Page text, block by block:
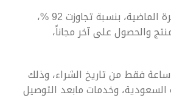
وسجلت نسبة رضا المتسوقين على خدمات المنصة تقدماً قياسياً خلال الفترة الماضية، بنسبة تجاوزت 92 %،
والحصول على آخر مجاناً،
وشهدت عمليات المنصة تطوراً كبيراً حيث يتم تسليم المنتجات خلال 24 ساعة فقط من تاريخ الشراء، وذلك
السعودية، وخدمات مابعد التوصيل